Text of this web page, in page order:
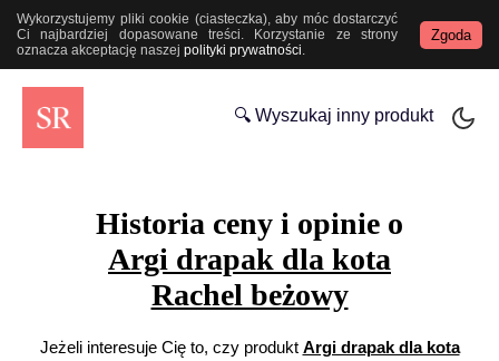
Wykorzystujemy pliki cookie (ciasteczka), aby móc dostarczyć
Ci najbardziej dopasowane treści. Korzystanie ze strony
oznacza akceptację naszej polityki prywatności.
Zgoda
🔍 Wyszukaj inny produkt
Historia ceny i opinie o
Argi drapak dla kota
Rachel beżowy
Jeżeli interesuje Cię to, czy produkt Argi drapak dla kota